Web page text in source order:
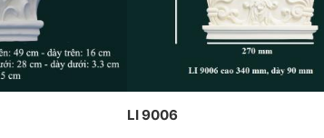
LI 9006
PHONG CÁCH TRANG TRÍ NỘI